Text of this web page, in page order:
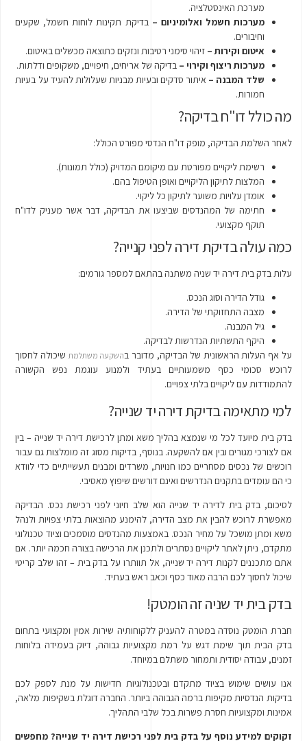
מערכת האינסטלציה.
מערכות חשמל ואלומיניום – בדיקת תקינות לוחות חשמל, שקעים
וחיבורים.
איטום וקירות – זיהוי סימני רטיבות ונזקים כתוצאה מכשלים באיטום.
מערכות ריצוף וקירוי – בדיקה של אריחים, חיפויים, משקופים ודלתות.
שלד המבנה – איתור סדקים ובעיות מבניות שעלולות להעיד על בעיות
חמורות.
מה כולל דו"ח בדיקה?
לאחר השלמת הבדיקה, מופק דו"ח הנדסי מפורט הכולל:
רשימת ליקויים מפורטת עם מיקומם המדויק (כולל תמונות).
המלצות לתיקון הליקויים ואופן הטיפול בהם.
אומדן עלויות משוער לתיקון כל ליקוי.
חתימה של המהנדסים שביצעו את הבדיקה, דבר אשר מעניק לדו"ח
תוקף מקצועי.
כמה עולה בדיקת דירה לפני קנייה?
עלות בדק בית דירה יד שניה משתנה בהתאם למספר גורמים:
גודל הדירה וסוג הנכס.
מצבה התחזוקתי של הדירה.
גיל המבנה.
היקף התשתיות הנדרשות לבדיקה.
על אף העלות הראשונית של הבדיקה, מדובר בהשקעה משתלמת שיכולה לחסוך
לרוכש סכומי כסף משמעותיים בעתיד ולמנוע עוגמת נפש הקשורה
להתמודדות עם ליקויים בלתי צפויים.
למי מתאימה בדיקת דירה יד שנייה?
בדק בית מיועד לכל מי שנמצא בהליך משא ומתן לרכישת דירה יד שנייה – בין
אם לצורכי מגורים ובין אם להשקעה. בנוסף, בדיקות מסוג זה מומלצות גם עבור
רוכשים של נכסים מסחריים כמו חנויות, משרדים ומבנים תעשייתיים כדי לוודא
כי הם עומדים בתקנים הנדרשים ואינם דורשים שיפוץ מאסיבי.
לסיכום, בדק בית לדירה יד שנייה הוא שלב חיוני לפני רכישת נכס. הבדיקה
מאפשרת לרוכש להבין את מצב הדירה, להימנע מהוצאות בלתי צפויות ולנהל
משא ומתן מושכל על מחיר הנכס. באמצעות מהנדסים מוסמכים וציוד טכנולוגי
מתקדם, ניתן לאתר ליקויים נסתרים ולתכנן את הרכישה בצורה חכמה יותר. אם
אתם מתכננים לקנות דירה יד שנייה, אל תוותרו על בדק בית – זהו שלב קריטי
שיכול לחסוך לכם הרבה מאוד כסף וכאב ראש בעתיד.
בדק בית יד שניה זה הומטק!
חברת הומטק נוסדה במטרה להעניק ללקוחותיה שירות אמין ומקצועי בתחום
בדק הבית תוך שימת דגש על רמת מקצועיות גבוהה, דיוק בעמידה בלוחות
זמנים, עבודה יסודית ותמחור משתלם במיוחד.
אנו עושים שימוש בציוד מתקדם ובטכנולוגיות חדישות על מנת לספק לכם
בדיקות הנדסיות מקיפות ברמה הגבוהה ביותר. החברה דוגלת בשקיפות מלאה,
אמינות ומקצועיות חסרת פשרות בכל שלבי התהליך.
זקוקים למידע נוסף על בדק בית לפני רכישת דירה יד שנייה? מחפשים